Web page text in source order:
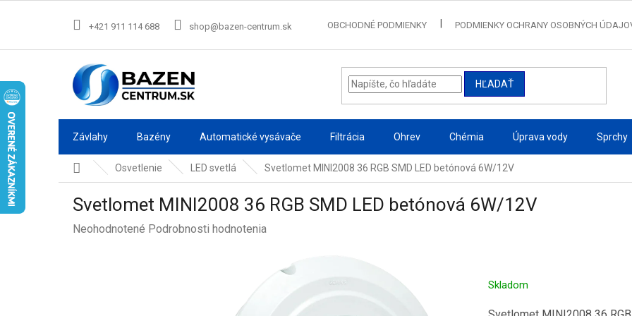
+421 911 114 688 shop@bazen-centrum.sk OBCHODNÉ PODMIENKY PODMIENKY OCHRANY OSOBNÝCH
HĽADAŤ
Závlahy Bazény Automatické vysávače Filtrácia Ohrev Chémia Úprava vody Sprchy
DomovOsvetlenie LED svetlá Svetlomet MINI2008 36 RGB SMD LED betónová 6W/12V
Svetlomet MINI2008 36 RGB SMD LED betónová 6W/12V
Priemerné
Neohodnotené Podrobnosti hodnotenia
Skladom